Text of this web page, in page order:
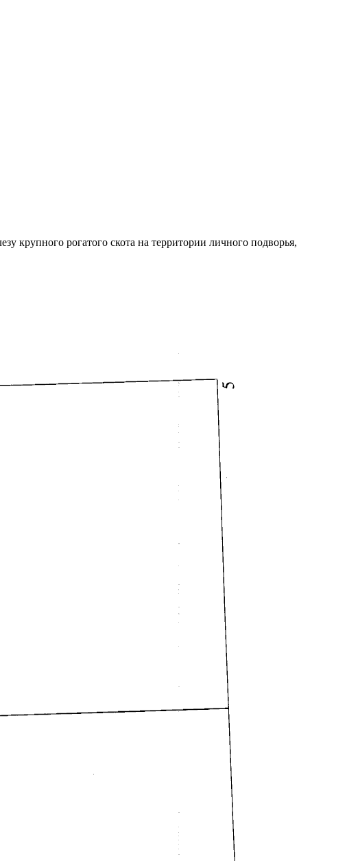
крупного рогатого скота на территории личного подворья,